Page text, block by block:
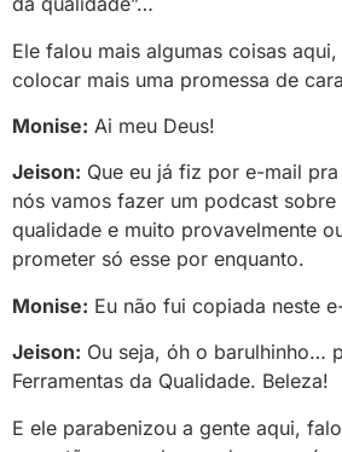
Ele falou mais algumas coisas
colocar mais uma promessa de
Monise: Ai meu Deus!
Jeison: Que eu já fiz por e-mail
nós vamos fazer um podcast sobre
qualidade e muito provavelmente
prometer só esse por enquanto.
Monise: Eu não fui copiada neste
Jeison: Ou seja, óh o barulhinho…
Ferramentas da Qualidade. Beleza!
E ele parabenizou a gente aqui,